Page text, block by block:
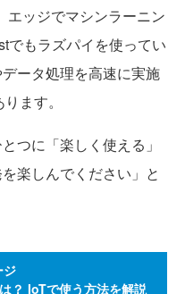
エッジでマシンラーニン
でもラズパイを使ってい
ータ処理を高速に実施
ます。
つに「楽しく使える」
楽しんでください」と
ジ
？ IoTで使う方法を解説